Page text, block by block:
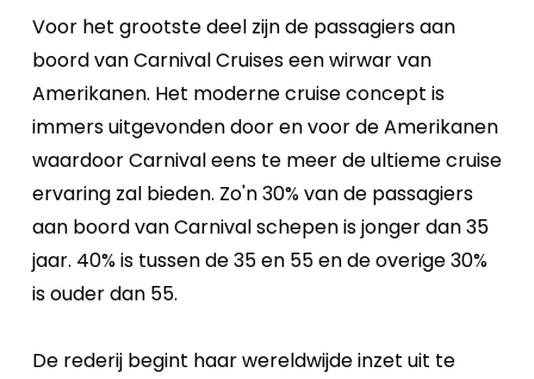
Voor het grootste deel zijn de passagiers aan
boord van Carnival Cruises een wirwar van
Amerikanen. Het moderne cruise concept is
immers uitgevonden door en voor de Amerikanen
waardoor Carnival eens te meer de ultieme cruise
ervaring zal bieden. Zo'n 30% van de passagiers
aan boord van Carnival schepen is jonger dan 35
jaar. 40% is tussen de 35 en 55 en de overige 30%
is ouder dan 55.
De rederij begint haar wereldwijde inzet uit te